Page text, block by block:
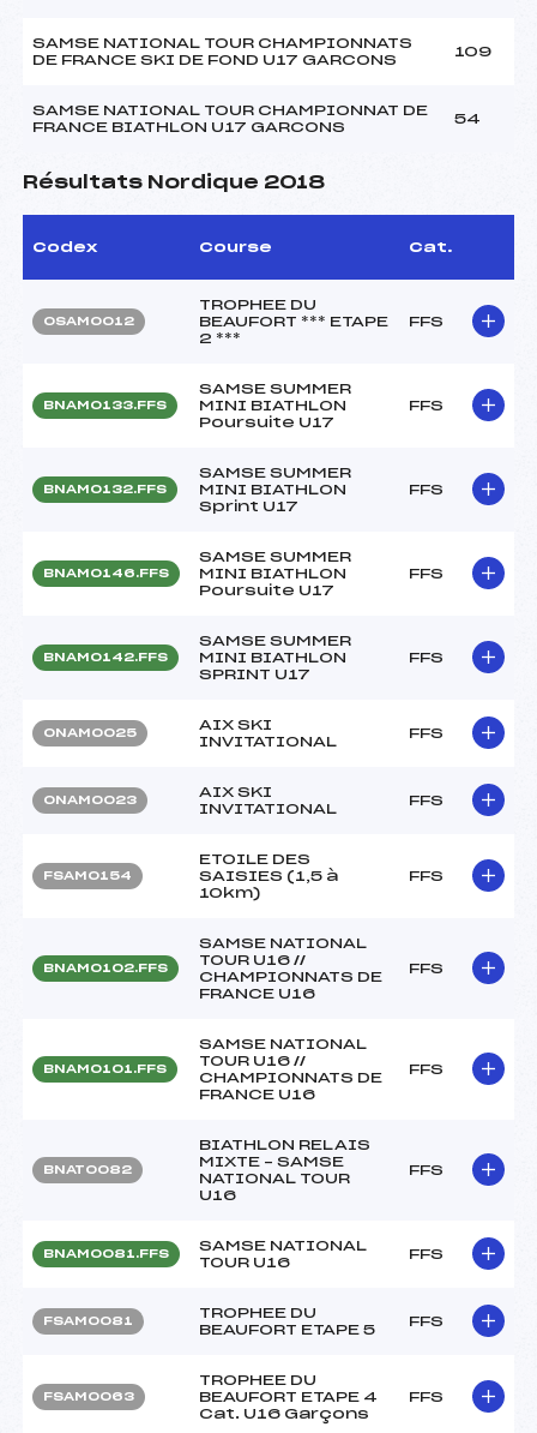
SAMSE NATIONAL TOUR CHAMPIONNATS
DE FRANCE SKI DE FOND U17 GARCONS
109
SAMSE NATIONAL TOUR CHAMPIONNAT DE
FRANCE BIATHLON U17 GARCONS
54
Résultats Nordique 2018
Codex Course Cat.
OSAM0012
TROPHEE DU
BEAUFORT *** ETAPE
2 ***
FFS
BNAM0133.FFS
SAMSE SUMMER
MINI BIATHLON
Poursuite U17
FFS
BNAM0132.FFS
SAMSE SUMMER
MINI BIATHLON
Sprint U17
FFS
BNAM0146.FFS
SAMSE SUMMER
MINI BIATHLON
Poursuite U17
FFS
BNAM0142.FFS
SAMSE SUMMER
MINI BIATHLON
SPRINT U17
FFS
ONAM0025
AIX SKI
INVITATIONAL
FFS
ONAM0023
AIX SKI
INVITATIONAL
FFS
FSAM0154
ETOILE DES
SAISIES (1,5 à
10km)
FFS
BNAM0102.FFS
SAMSE NATIONAL
TOUR U16 //
CHAMPIONNATS DE
FRANCE U16
FFS
BNAM0101.FFS
SAMSE NATIONAL
TOUR U16 //
CHAMPIONNATS DE
FRANCE U16
FFS
BNAT0082
BIATHLON RELAIS
MIXTE – SAMSE
NATIONAL TOUR
U16
FFS
BNAM0081.FFS
SAMSE NATIONAL
TOUR U16
FFS
FSAM0081
TROPHEE DU
BEAUFORT ETAPE 5
FFS
FSAM0063
TROPHEE DU
BEAUFORT ETAPE 4
Cat. U16 Garçons
FFS